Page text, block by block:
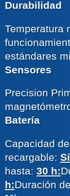
Durabilidad
Temperatura
estándares
Sensores
Precision
Batería
Capacidad
recargable: Sí
hasta: 30 h:
h:Duración